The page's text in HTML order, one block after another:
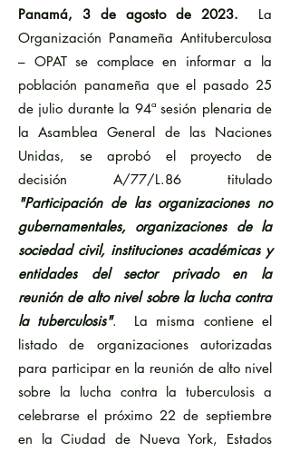
Panamá, 3 de agosto de 2023. La
Organización Panameña Antituberculosa
– OPAT se complace en informar a la
población panameña que el pasado 25
de julio durante la 94ª sesión plenaria de
la Asamblea General de las Naciones
Unidas, se aprobó el proyecto de
decisión A/77/L.86 titulado
"Participación de las organizaciones no
gubernamentales, organizaciones de la
sociedad civil, instituciones académicas y
entidades del sector privado en la
reunión de alto nivel sobre la lucha contra
la tuberculosis". La misma contiene el
listado de organizaciones autorizadas
para participar en la reunión de alto nivel
sobre la lucha contra la tuberculosis a
celebrarse el próximo 22 de septiembre
en la Ciudad de Nueva York, Estados